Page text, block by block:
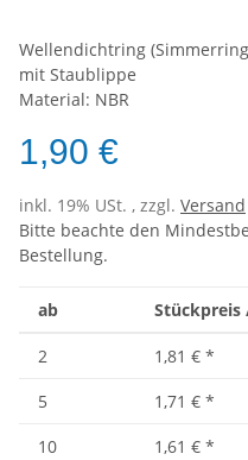
Wellendichtring
mit Staublippe
Material: NBR
1,90 €
inkl. 19% USt. , zzgl. Versand
Bitte beachte den
Bestellung.
ab Stückpreis
2 1,81 € *
5
1,71 € *
10
1,61 € *